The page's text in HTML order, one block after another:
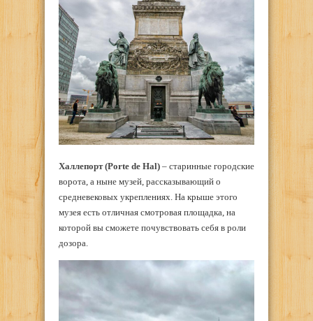
Халлепорт(Porte de Hal) – старинные городские
ворота, а ныне музей, рассказывающий о
средневековых укреплениях. На крыше этого
музея есть отличная смотровая площадка, на
которой вы сможете почувствовать себя в роли
дозора.